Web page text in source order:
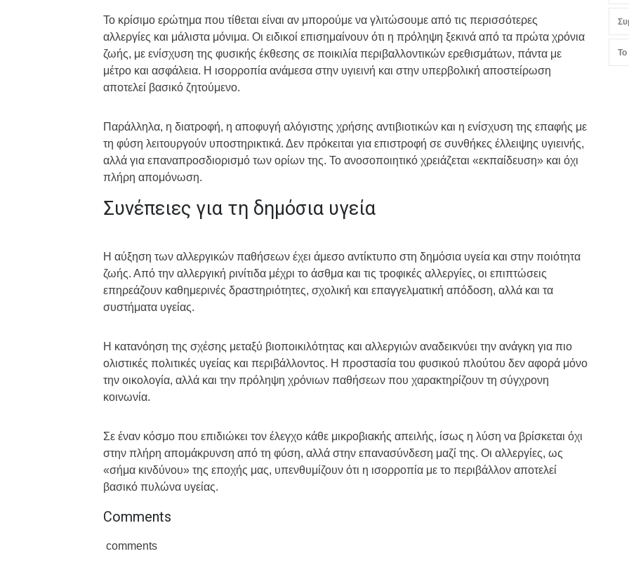
Το κρίσιμο ερώτημα που τίθεται είναι αν μπορούμε να γλιτώσουμε από τις περισσότερες
αλλεργίες και μάλιστα μόνιμα. Οι ειδικοί επισημαίνουν ότι η πρόληψη ξεκινά από τα πρώτα χρόνια
ζωής, με ενίσχυση της φυσικής έκθεσης σε ποικιλία περιβαλλοντικών ερεθισμάτων, πάντα με
μέτρο και ασφάλεια. Η ισορροπία ανάμεσα στην υγιεινή και στην υπερβολική αποστείρωση
αποτελεί βασικό ζητούμενο.
Παράλληλα, η διατροφή, η αποφυγή αλόγιστης χρήσης αντιβιοτικών και η ενίσχυση της επαφής με
τη φύση λειτουργούν υποστηρικτικά. Δεν πρόκειται για επιστροφή σε συνθήκες έλλειψης υγιεινής,
αλλά για επαναπροσδιορισμό των ορίων της. Το ανοσοποιητικό χρειάζεται «εκπαίδευση» και όχι
πλήρη απομόνωση.
Συνέπειες για τη δημόσια υγεία
Η αύξηση των αλλεργικών παθήσεων έχει άμεσο αντίκτυπο στη δημόσια υγεία και στην ποιότητα
ζωής. Από την αλλεργική ρινίτιδα μέχρι το άσθμα και τις τροφικές αλλεργίες, οι επιπτώσεις
επηρεάζουν καθημερινές δραστηριότητες, σχολική και επαγγελματική απόδοση, αλλά και τα
συστήματα υγείας.
Η κατανόηση της σχέσης μεταξύ βιοποικιλότητας και αλλεργιών αναδεικνύει την ανάγκη για πιο
ολιστικές πολιτικές υγείας και περιβάλλοντος. Η προστασία του φυσικού πλούτου δεν αφορά μόνο
την οικολογία, αλλά και την πρόληψη χρόνιων παθήσεων που χαρακτηρίζουν τη σύγχρονη
κοινωνία.
Σε έναν κόσμο που επιδιώκει τον έλεγχο κάθε μικροβιακής απειλής, ίσως η λύση να βρίσκεται όχι
στην πλήρη απομάκρυνση από τη φύση, αλλά στην επανασύνδεση μαζί της. Οι αλλεργίες, ως
«σήμα κινδύνου» της εποχής μας, υπενθυμίζουν ότι η ισορροπία με το περιβάλλον αποτελεί
βασικό πυλώνα υγείας.
Comments
comments
Το